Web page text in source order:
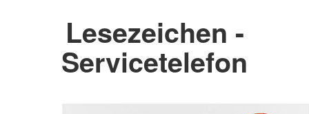
Lesezeichen -
Servicetelefon